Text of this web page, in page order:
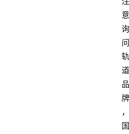
意
询
问
轨
道
品
牌
，
国